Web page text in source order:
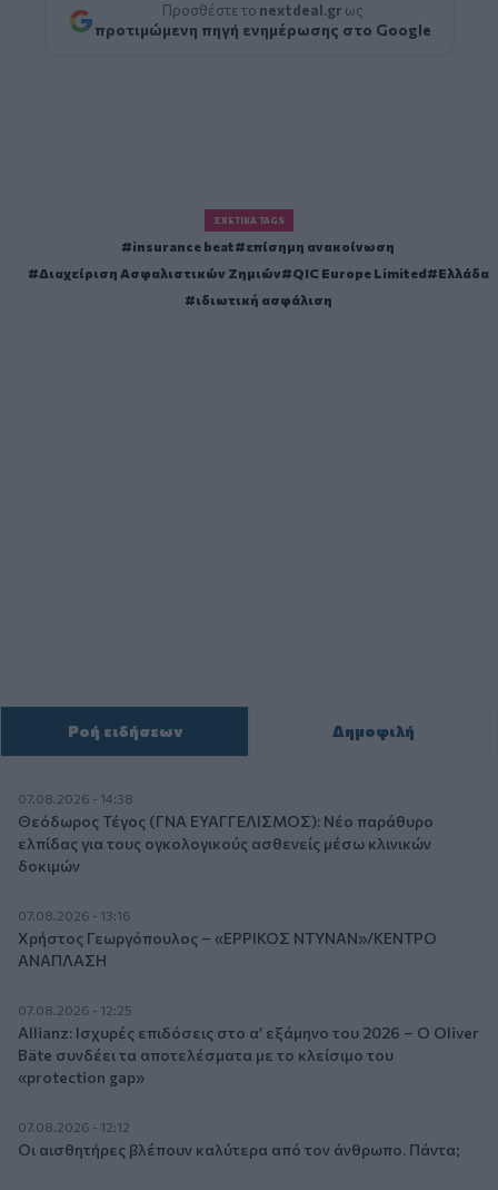
Προσθέστε το nextdeal.gr ως
προτιμώμενη πηγή ενημέρωσης στο Google
ΣΧΕΤΙΚΆ TAGS
insurance beat
επίσημη ανακοίνωση
Διαχείριση Ασφαλιστικών Ζημιών
QIC Europe Limited
Ελλάδα
ιδιωτική ασφάλιση
Ροή ειδήσεων Δημοφιλή
07.08.2026 - 14:38
Θεόδωρος Τέγος (ΓΝΑ ΕΥΑΓΓΕΛΙΣΜΟΣ): Νέο παράθυρο
ελπίδας για τους ογκολογικούς ασθενείς μέσω κλινικών
δοκιμών
07.08.2026 - 13:16
Χρήστος Γεωργόπουλος – «ΕΡΡΙΚΟΣ ΝΤΥΝΑΝ»/ΚΕΝΤΡΟ
ΑΝΑΠΛΑΣΗ
07.08.2026 - 12:25
Allianz: Ισχυρές επιδόσεις στο α’ εξάμηνο του 2026 – Ο Oliver
Bäte συνδέει τα αποτελέσματα με το κλείσιμο του
«protection gap»
07.08.2026 - 12:12
Οι αισθητήρες βλέπουν καλύτερα από τον άνθρωπο. Πάντα;